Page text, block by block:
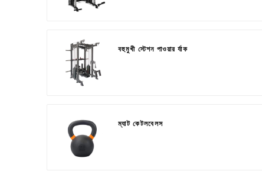
বহুমুখী স্টেশন পাওয়ার র্যাক
ম্যাট কেটলবেলস